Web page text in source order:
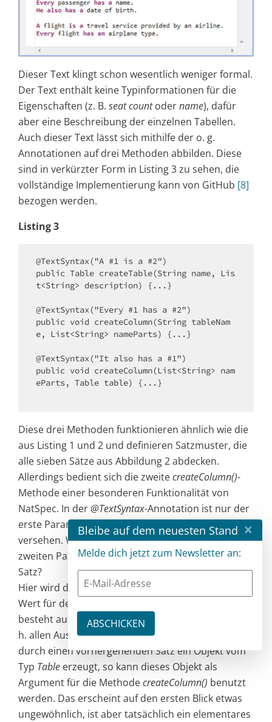
Dieser Text klingt schon wesentlich weniger formal.
Der Text enthält keine Typinformationen für die
Eigenschaften (z. B. seat countodername), dafür
aber eine Beschreibung der einzelnen Tabellen.
Auch dieser Text lässt sich mithilfe der o. g.
Annotationen auf drei Methoden abbilden. Diese
sind in verkürzter Form in Listing 3 zu sehen, die
vollständige Implementierung kann von GitHub [8]
bezogen werden.
Listing 3
@TextSyntax("A #1 is a #2")
public Table createTable(String name, Lis
t<String> description) {...}
@TextSyntax("Every #1 has a #2")
public void createColumn(String tableNam
e, List<String> nameParts) {...}
@TextSyntax("It also has a #1")
public void createColumn(List<String> nam
eParts, Table table) {...}
Diese drei Methoden funktionieren ähnlich wie die
aus Listing 1 und 2 und definieren Satzmuster, die
alle sieben Sätze aus Abbildung 2 abdecken.
Allerdings bedient sich die zweitecreateColumn()-
Methode einer besonderen Funktionalität von
NatSpec. In der@TextSyntax-Annotation ist nur der
erste Parameter ( nameParts
) mit einem Platzhalter
versehen. Woher kommt also der Wert für den
zweiten Parameter (table), wenn nicht aus dem
Satz?
Hier wird der Kontext des Satzes genutzt, um einen
Wert für den Parameter zu finden. Dieser Kontext
besteht aus allen Sätzen vor dem aktuellen Satz, d.
h. allen Aussagen, die zuvor gemacht worden. Wird
durch einen vorhergehenden Satz ein Objekt vom
Typ Table erzeugt, so kann dieses Objekt als
Argument für die MethodecreateColumn() benutzt
werden. Das erscheint auf den ersten Blick etwas
ungewöhnlich, ist aber tatsächlich ein elementares
Bleibe auf dem neuesten Stand ×
Melde dich jetzt zum Newsletter an: